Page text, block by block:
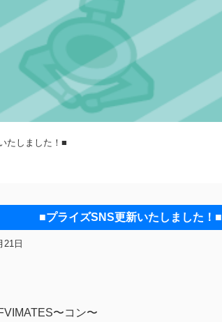
たしました！■
■プライズSNS更新いたしました！■
21日
〜コン〜